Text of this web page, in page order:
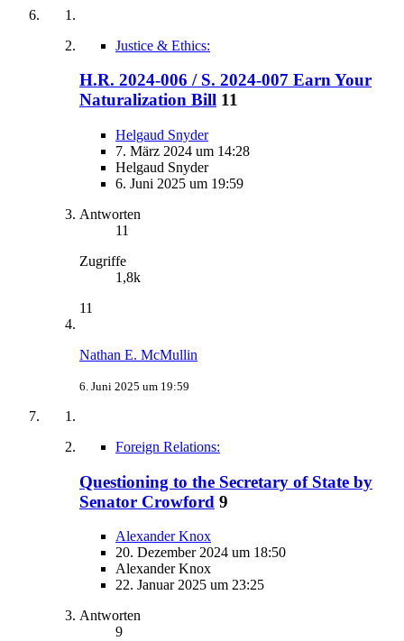
Justice & Ethics:
H.R. 2024-006 / S. 2024-007 Earn Your
Naturalization Bill 11
Helgaud Snyder
7. März 2024 um 14:28
Helgaud Snyder
6. Juni 2025 um 19:59
Antworten
11
Zugriffe
1,8k
11
Nathan E. McMullin
6. Juni 2025 um 19:59
Foreign Relations:
Questioning to the Secretary of State by
Senator Crowford 9
Alexander Knox
20. Dezember 2024 um 18:50
Alexander Knox
22. Januar 2025 um 23:25
Antworten
9